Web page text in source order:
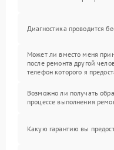
Диагностика проводится
Может ли вместо меня
после ремонта другой
телефон которого я
Возможно ли получать
процессе выполнения
Какую гарантию вы